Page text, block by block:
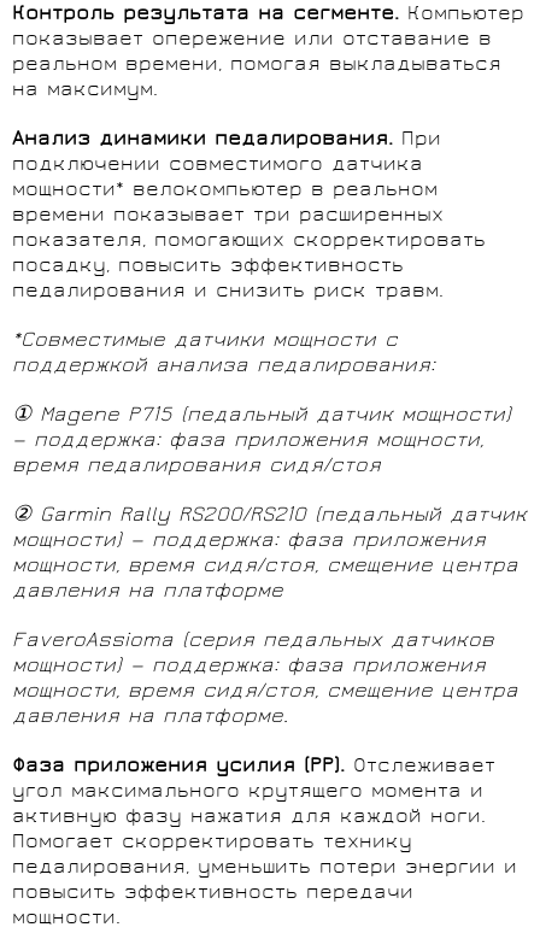
Контроль результата на сегменте. Компьютер
показывает опережение или отставание в
реальном времени, помогая выкладываться
на максимум.
Анализ динамики педалирования. При
подключении совместимого датчика
мощности* велокомпьютер в реальном
времени показывает три расширенных
показателя, помогающих скорректировать
посадку, повысить эффективность
педалирования и снизить риск травм.
*Совместимые датчики мощности с
поддержкой анализа педалирования:
①Magene P715 (педальный датчик мощности)
— поддержка: фаза приложения мощности,
время педалирования сидя/стоя
②Garmin Rally RS200/RS210 (педальный датчик
мощности) — поддержка: фаза приложения
мощности, время сидя/стоя, смещение центра
давления на платформе
FaveroAssioma (серия педальных датчиков
мощности) — поддержка: фаза приложения
мощности, время сидя/стоя, смещение центра
давления на платформе.
Фаза приложения усилия (PP). Отслеживает
угол максимального крутящего момента и
активную фазу нажатия для каждой ноги.
Помогает скорректировать технику
педалирования, уменьшить потери энергии и
повысить эффективность передачи
мощности.